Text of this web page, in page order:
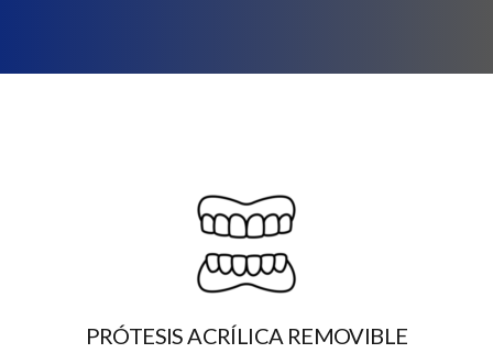
PRÓTESIS ACRÍLICA REMOVIBLE